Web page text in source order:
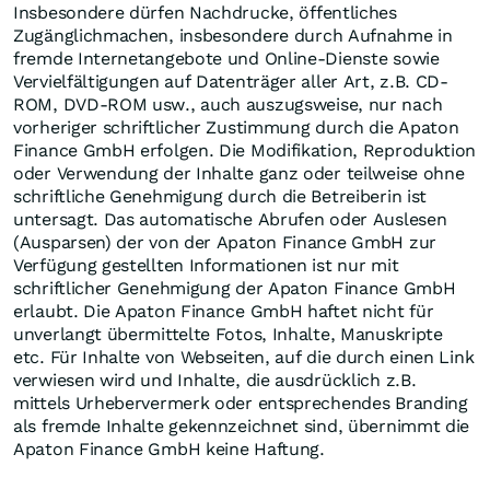
Insbesondere dürfen Nachdrucke, öffentliches
Zugänglichmachen, insbesondere durch Aufnahme in
fremde Internetangebote und Online-Dienste sowie
Vervielfältigungen auf Datenträger aller Art, z.B. CD-
ROM, DVD-ROM usw., auch auszugsweise, nur nach
vorheriger schriftlicher Zustimmung durch die Apaton
Finance GmbH erfolgen. Die Modifikation, Reproduktion
oder Verwendung der Inhalte ganz oder teilweise ohne
schriftliche Genehmigung durch die Betreiberin ist
untersagt. Das automatische Abrufen oder Auslesen
(Ausparsen) der von der Apaton Finance GmbH zur
Verfügung gestellten Informationen ist nur mit
schriftlicher Genehmigung der Apaton Finance GmbH
erlaubt. Die Apaton Finance GmbH haftet nicht für
unverlangt übermittelte Fotos, Inhalte, Manuskripte
etc. Für Inhalte von Webseiten, auf die durch einen Link
verwiesen wird und Inhalte, die ausdrücklich z.B.
mittels Urhebervermerk oder entsprechendes Branding
als fremde Inhalte gekennzeichnet sind, übernimmt die
Apaton Finance GmbH keine Haftung.